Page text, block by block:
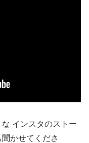
インスタのストー
かせてくださ